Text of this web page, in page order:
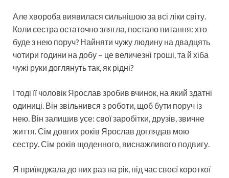
Але хвороба виявилася сильнішою за всі ліки світу.
Коли сестра остаточно злягла, постало питання: хто
буде з нею поруч? Найняти чужу людину на двадцять
чотири години на добу – це величезні гроші, та й хіба
чужі руки доглянуть так, як рідні?
І тоді її чоловік Ярослав зробив вчинок, на який здатні
одиниці. Він звільнився з роботи, щоб бути поруч із
нею. Він залишив усе: свої заробітки, друзів, звичне
життя. Сім довгих років Ярослав доглядав мою
сестру. Сім років щоденного, виснажливого подвигу.
Я приїжджала до них раз на рік, під час своєї короткої